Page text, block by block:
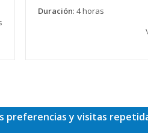
Duración: 4 horas
preferencias y visitas